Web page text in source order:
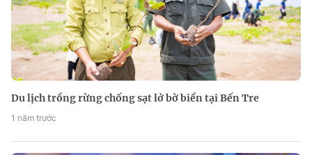
Du lịch trồng rừng chống sạt lở bờ biển tại Bến Tre
1 năm trước